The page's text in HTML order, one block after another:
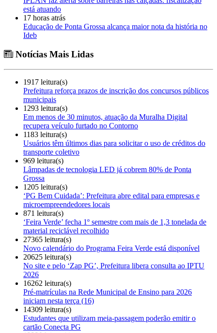
está atuando
17 horas atrás
Educação de Ponta Grossa alcança maior nota da história no
Ideb
Notícias Mais Lidas
1917 leitura(s)
Prefeitura reforça prazos de inscrição dos concursos públicos
municipais
1293 leitura(s)
Em menos de 30 minutos, atuação da Muralha Digital
recupera veículo furtado no Contorno
1183 leitura(s)
Usuários têm últimos dias para solicitar o uso de créditos do
transporte coletivo
969 leitura(s)
Lâmpadas de tecnologia LED já cobrem 80% de Ponta
Grossa
1205 leitura(s)
‘PG Bem Cuidada’: Prefeitura abre edital para empresas e
microempreendedores locais
871 leitura(s)
‘Feira Verde’ fecha 1º semestre com mais de 1,3 tonelada de
material reciclável recolhido
27365 leitura(s)
Novo calendário do Programa Feira Verde está disponível
20625 leitura(s)
No site e pelo ‘Zap PG’, Prefeitura libera consulta ao IPTU
2026
16262 leitura(s)
Pré-matrículas na Rede Municipal de Ensino para 2026
iniciam nesta terça (16)
14309 leitura(s)
Estudantes que utilizam meia-passagem poderão emitir o
cartão Conecta PG